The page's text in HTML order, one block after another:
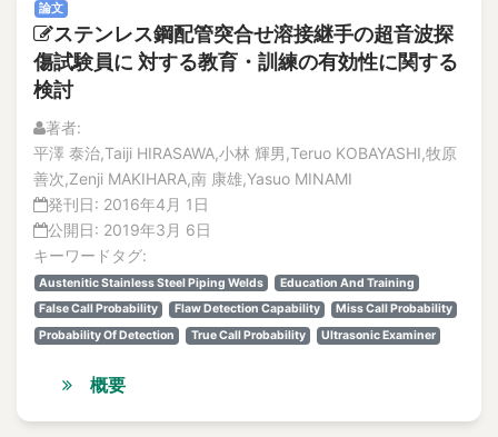
3D shape test object
3DAP
a burnt trace
A through hole for passing piping
A-FNS
Abnormal Behavior of Plant Parameters
Abnormal heat
Abnormal phenomena
abnormal situation
Abnormal situation
Abnormality diagnosis
above the ceiling
論文
解説記事
解説記事
特集記事
No.1
論文
特集記事
解説記事
Vol.20
No. 4
論文
解説記事
No. 3
論文
ステンレス鋼配管突合せ溶接継手の超音波探
傷試験員に 対する教育・訓練の有効性に関する
検討
著者:
平澤 泰治,Taiji HIRASAWA,小林 輝男,Teruo KOBAYASHI,牧原
善次,Zenji MAKIHARA,南 康雄,Yasuo MINAMI
発刊日: 2016年4月 1日
公開日: 2019年3月 6日
キーワードタグ:
Austenitic Stainless Steel Piping Welds
Education And Training
False Call Probability
Flaw Detection Capability
Miss Call Probability
Probability Of Detection
True Call Probability Ultrasonic Examiner
概要